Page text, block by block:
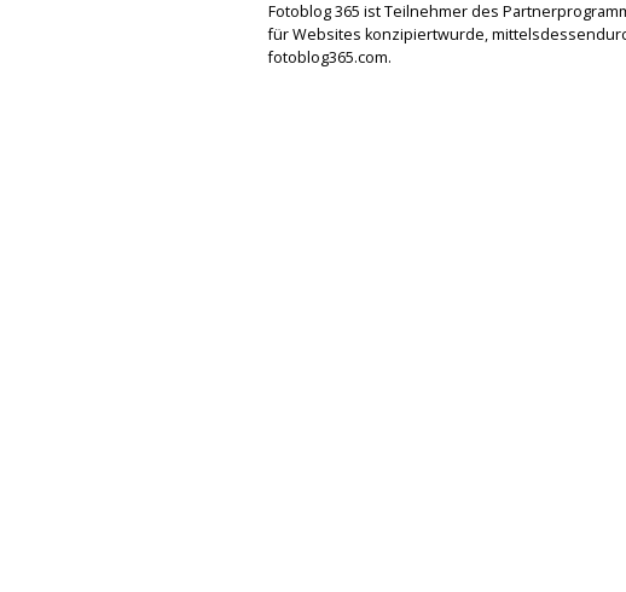
Fotoblog 365 ist Teilnehmer des
für Websites konzipiertwurde,
fotoblog365.com.